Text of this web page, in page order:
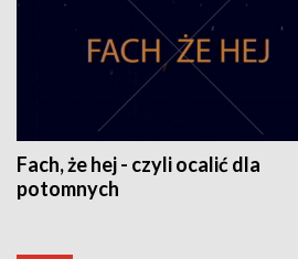
Fach, że hej - czyli ocalić dla
potomnych